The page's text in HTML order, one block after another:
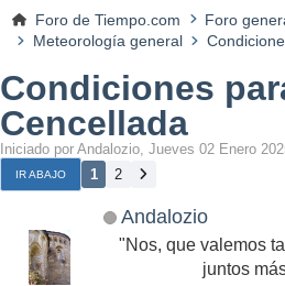
Foro de Tiempo.com
Foro
Meteorología general
Condiciones
Cencellada
Iniciado por Andalozio, Jueves 02 Enero
IR ABAJO 1 2
Andalozio
"Nos, que valemos
juntos